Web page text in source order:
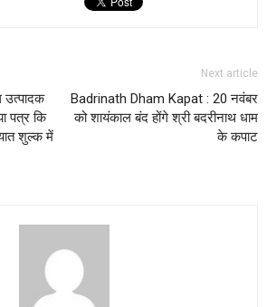
पत्र कि
शुल्क में
Next article
Badrinath Dham Kapat : 20 नवंबर
को शायंकाल बंद होंगे श्री बदरीनाथ धाम
के कपाट